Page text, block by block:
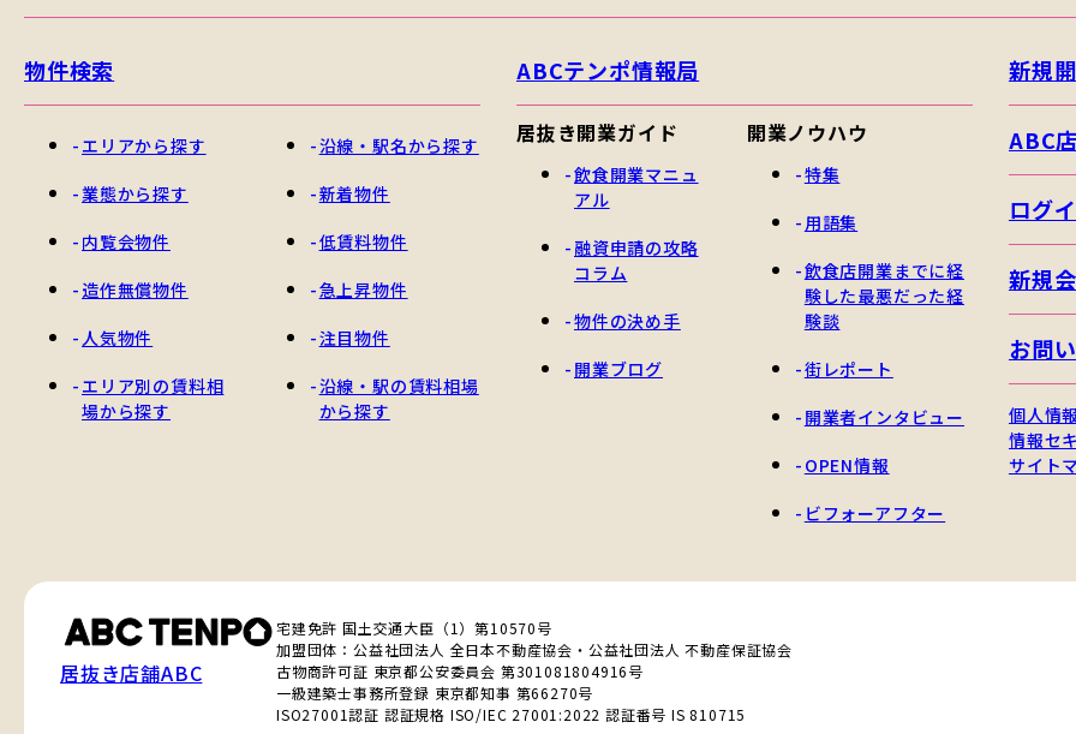
物件検索
エリアから探す
業態から探す
内覧会物件
造作無償物件
人気物件
エリア別の賃料相
場から探す
沿線・駅名から探す
新着物件
低賃料物件
急上昇物件
注目物件
沿線・駅の賃料相場
から探す
ABCテンポ情報局
居抜き開業ガイド
飲食開業マニュ
アル
融資申請の攻略
コラム
物件の決め手
開業ブログ
開業ノウハウ
特集
用語集
飲食店開業までに経
験した最悪だった経
験談
街レポート
開業者インタビュー
OPEN情報
ビフォーアフター
新規
ABC
ログ
新規
お問
個人情
情報セ
サイト
居抜き店舗ABC
宅建免許 国土交通大臣（1）第10570号
加盟団体：公益社団法人 全日本不動産協会・公益社団法人 不動産保証協会
古物商許可証 東京都公安委員会 第301081804916号
一級建築士事務所登録 東京都知事 第66270号
ISO27001認証 認証規格 ISO/IEC 27001:2022 認証番号 IS 810715